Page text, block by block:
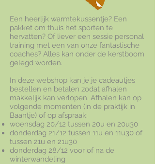
Een heerlijk warmtekussentje? Een
pakket om thuis het sporten te
hervatten? Of liever een sessie personal
training met een van onze fantastische
coaches? Alles kan onder de kerstboom
gelegd worden.
In deze webshop kan je je cadeautjes
bestellen en betalen zodat afhalen
makkelijk kan verlopen. Afhalen kan op
volgende momenten (in de praktijk in
Baantje) of op afspraak:
woensdag 20/12 tussen 20u en 20u30
donderdag 21/12 tussen 11u en 11u30 of
tussen 21u en 21u30
donderdag 28/12 voor of na de
winterwandeling